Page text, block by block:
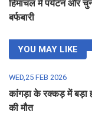
हिमाचल में पर्यटन और
बर्फबारी
YOU MAY LIKE
WED,25 FEB 2026
कांगड़ा के रक्कड़ में बड़ा
की मौत